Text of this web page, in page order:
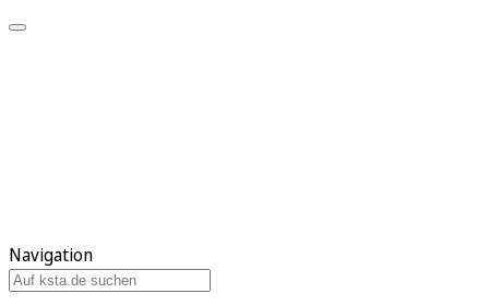
Navigation